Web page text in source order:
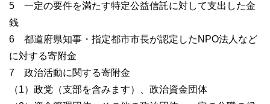
5 一定の要件を満たす特定公益信託に対して支出した金
銭
6 都道府県知事・指定都市市長が認定したNPO法人など
に対する寄附金
7 政治活動に関する寄附金
（1）政党（支部を含みます）、政治資金団体